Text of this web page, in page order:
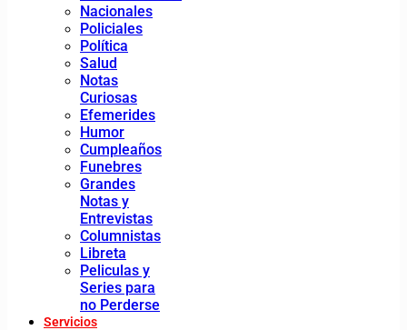
Nacionales
Policiales
Política
Salud
Notas
Curiosas
Efemerides
Humor
Cumpleaños
Funebres
Grandes
Notas y
Entrevistas
Columnistas
Libreta
Peliculas y
Series para
no Perderse
Servicios